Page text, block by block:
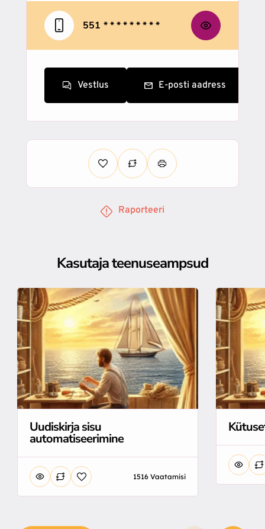
551 * * * * * * * * *
Vestlus E-posti aadress
Raporteeri
Kasutaja teenuseampsud
Uudiskirja sisu
automatiseerimine
1516 Vaatamisi